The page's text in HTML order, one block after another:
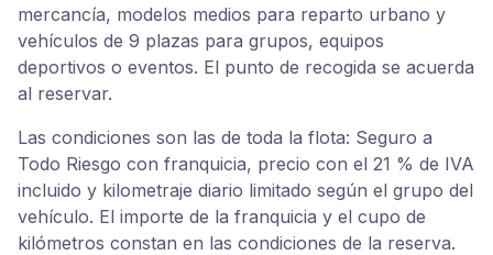
mercancía, modelos medios para reparto urbano y
vehículos de 9 plazas para grupos, equipos
deportivos o eventos. El punto de recogida se acuerda
al reservar.
Las condiciones son las de toda la flota: Seguro a
Todo Riesgo con franquicia, precio con el 21 % de IVA
incluido y kilometraje diario limitado según el grupo del
vehículo. El importe de la franquicia y el cupo de
kilómetros constan en las condiciones de la reserva.